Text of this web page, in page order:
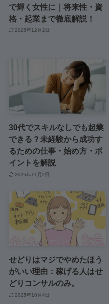
で輝く女性に｜将来性・資
格・起業まで徹底解説！
2025年12月2日
30代でスキルなしでも起業
できる？未経験から成功す
るための仕事・始め方・ポ
イントを解説
2025年11月2日
せどりはマジでやめたほう
がいい理由：稼げる人はせ
どりコンサルのみ。
2025年10月4日